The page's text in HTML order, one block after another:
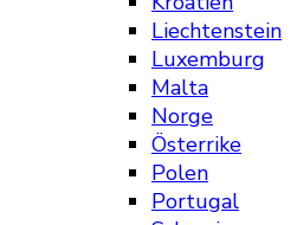
Liechtenstein
Luxemburg
Malta
Norge
Österrike
Polen
Portugal